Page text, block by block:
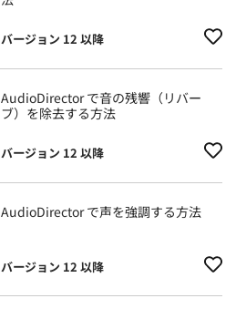
バージョン 12 以降
AudioDirector で音の残響（リバー
ブ）を除去する方法
バージョン 12 以降
AudioDirector で声を強調する方法
バージョン 12 以降